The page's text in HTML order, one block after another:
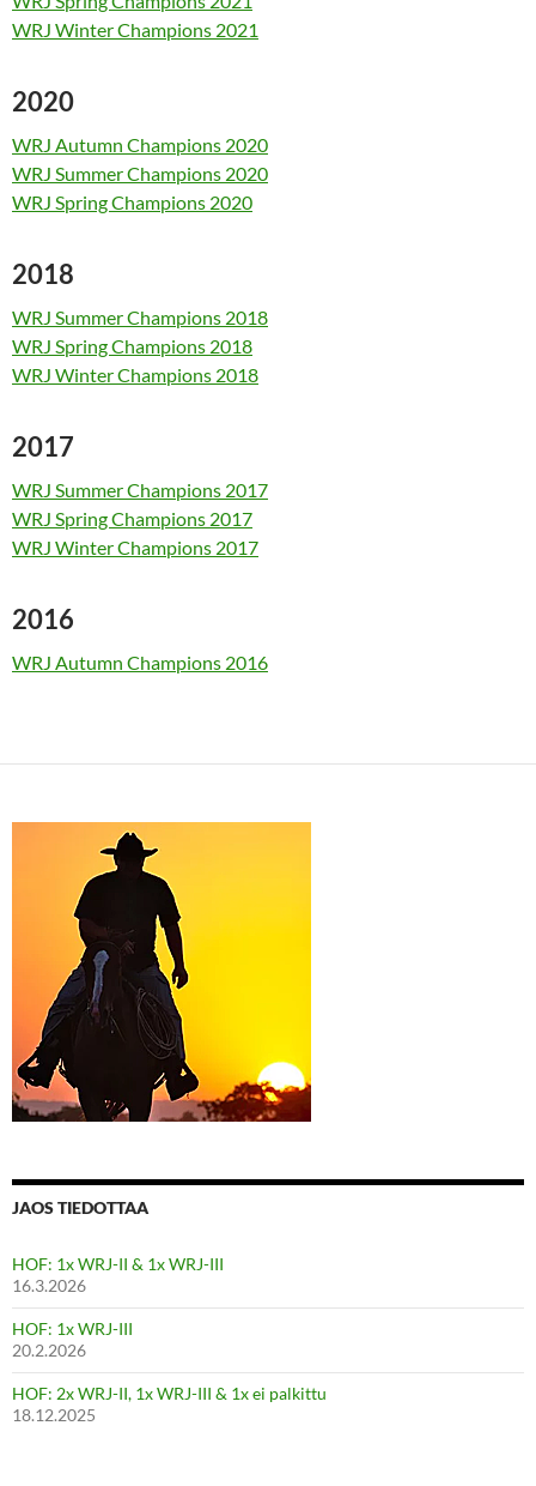
WRJ Winter Champions 2021
2020
WRJ Autumn Champions 2020
WRJ Summer Champions 2020
WRJ Spring Champions 2020
2018
WRJ Summer Champions 2018
WRJ Spring Champions 2018
WRJ Winter Champions 2018
2017
WRJ Summer Champions 2017
WRJ Spring Champions 2017
WRJ Winter Champions 2017
2016
WRJ Autumn Champions 2016
JAOS TIEDOTTAA
HOF: 1x WRJ-II & 1x WRJ-III
16.3.2026
HOF: 1x WRJ-III
20.2.2026
HOF: 2x WRJ-II, 1x WRJ-III & 1x ei palkittu
18.12.2025